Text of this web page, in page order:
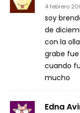
4 febrero
soy
de
con la
grabe fue
cuando
mucho
Edna